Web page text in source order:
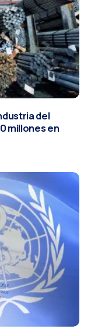
del
millones en